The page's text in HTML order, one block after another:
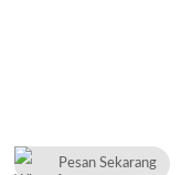
Pesan Sekarang